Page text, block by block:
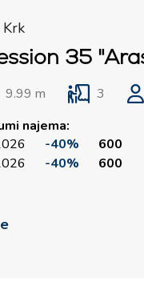
35
9.99 m 3
najema:
-40%
600
-40% 600